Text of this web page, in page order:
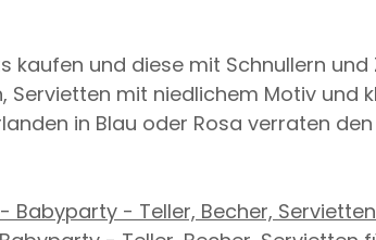
kaufen und diese mit Schnullern
Servietten mit niedlichem Motiv und
in Blau oder Rosa verraten